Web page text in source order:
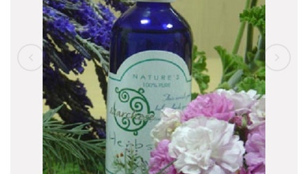
容器&應用
託售精油